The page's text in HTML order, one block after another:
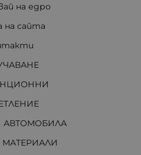
на едро
на сайта
АВТОМОБИЛА
МАТЕРИАЛИ